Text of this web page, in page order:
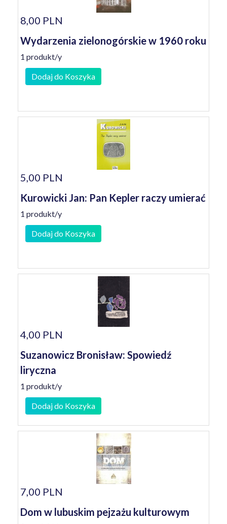
8,00 PLN
Wydarzenia zielonogórskie w 1960 roku
1 produkt/y
Dodaj do Koszyka
5,00 PLN
Kurowicki Jan: Pan Kepler raczy umierać
1 produkt/y
Dodaj do Koszyka
4,00 PLN
Suzanowicz Bronisław: Spowiedź
liryczna
1 produkt/y
Dodaj do Koszyka
7,00 PLN
Dom w lubuskim pejzażu kulturowym